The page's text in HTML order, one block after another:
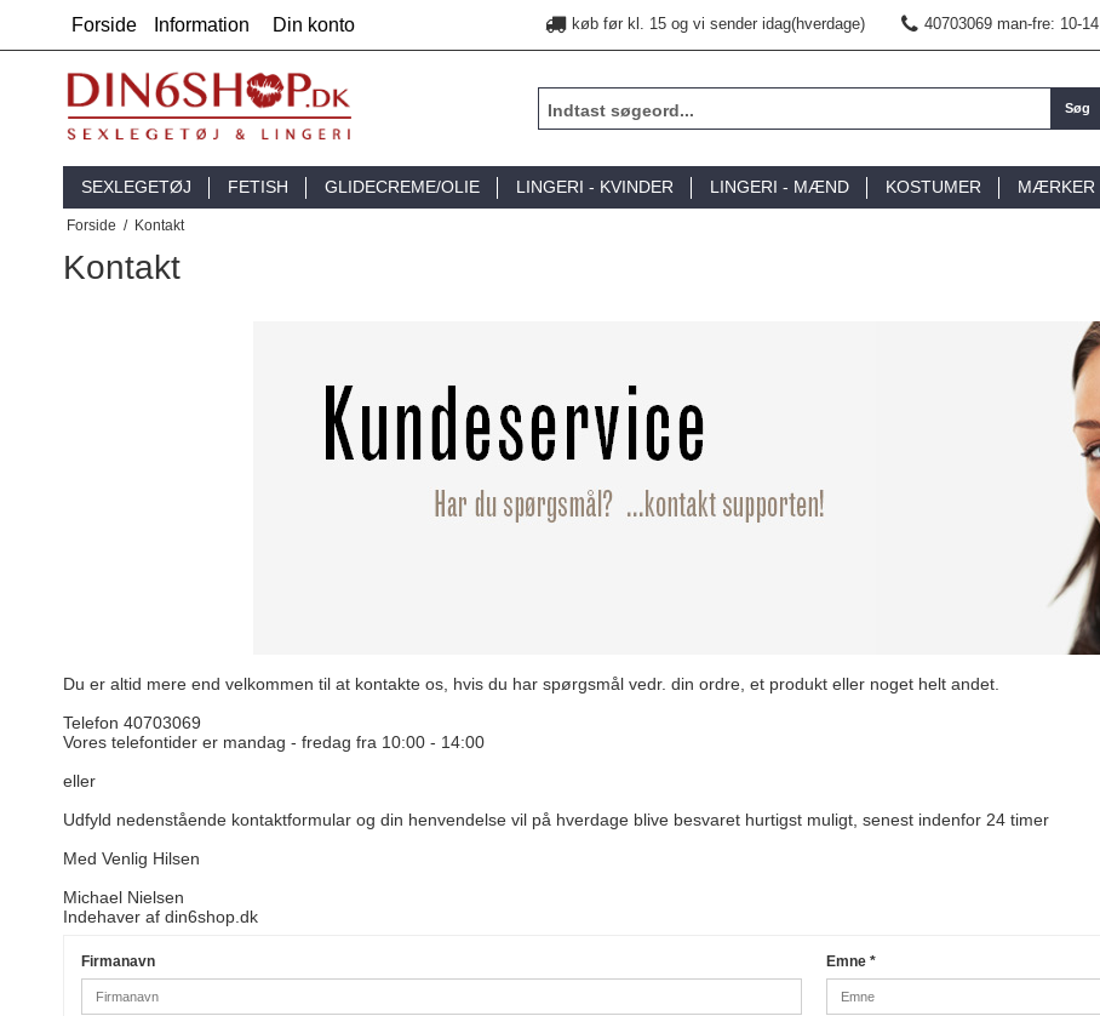
Forside Information Din konto køb før kl. 15 og vi sender idag(hverdage) 40703069 man-fre: 10-14
Søg
SEXLEGETØJ FETISH GLIDECREME/OLIE LINGERI - KVINDER LINGERI - MÆND KOSTUMER MÆRKER
Forside / Kontakt
Kontakt
Du er altid mere end velkommen til at kontakte os, hvis du har spørgsmål vedr. din ordre, et produkt eller noget helt andet.
Telefon 40703069
Vores telefontider er mandag - fredag fra 10:00 - 14:00
eller
Udfyld nedenstående kontaktformular og din henvendelse vil på hverdage blive besvaret hurtigst muligt, senest indenfor 24 timer
Med Venlig Hilsen
Michael Nielsen
Indehaver af din6shop.dk
Firmanavn Emne *